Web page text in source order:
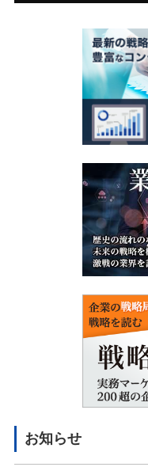
お知らせ